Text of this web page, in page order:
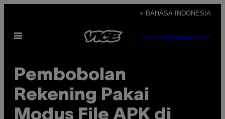
content
+ BAHASA INDONESIA
Open
SUBSCRIBENEWSLETTER
Pembobolan
Rekening Pakai
Modus File APK di